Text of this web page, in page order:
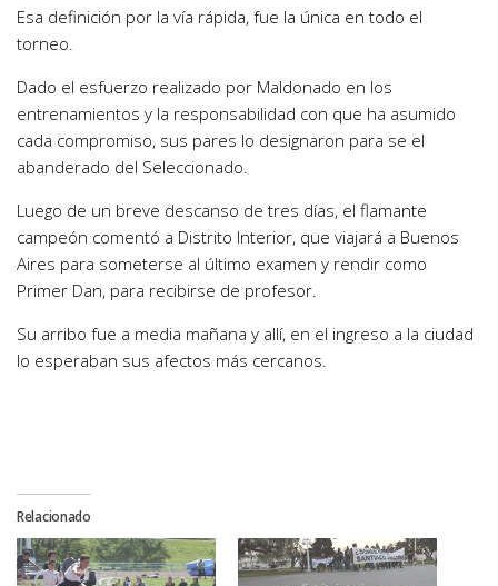
Esa definición por la vía rápida, fue la única en todo el
torneo.
Dado el esfuerzo realizado por Maldonado en los
entrenamientos y la responsabilidad con que ha asumido
cada compromiso, sus pares lo designaron para se el
abanderado del Seleccionado.
Luego de un breve descanso de tres días, el flamante
campeón comentó a Distrito Interior, que viajará a Buenos
Aires para someterse al último examen y rendir como
Primer Dan, para recibirse de profesor.
Su arribo fue a media mañana y allí, en el ingreso a la ciudad
lo esperaban sus afectos más cercanos.
Relacionado